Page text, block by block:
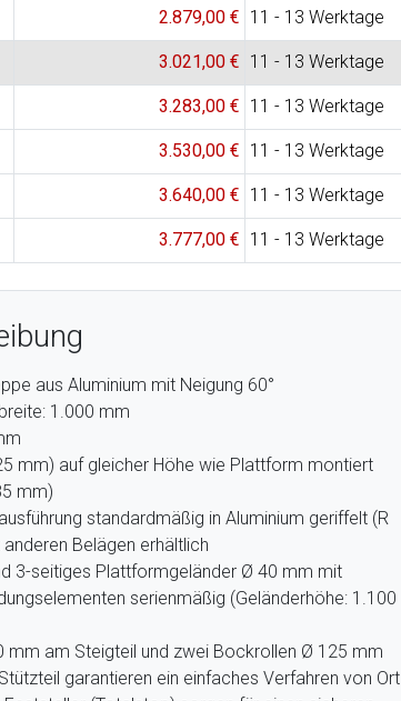
2.879,00 € 11 - 13 Werktage
3.021,00 € 11 - 13 Werktage
3.283,00 € 11 - 13 Werktage
3.530,00 € 11 - 13 Werktage
3.640,00 € 11 - 13 Werktage
3.777,00 € 11 - 13 Werktage
aus Aluminium mit Neigung 60°
1.000 mm
mm) auf gleicher Höhe wie Plattform montiert
mm)
standardmäßig in Aluminium geriffelt (R
Belägen erhältlich
3-seitiges Plattformgeländer Ø 40 mm mit
serienmäßig (Geländerhöhe: 1.100
mm am Steigteil und zwei Bockrollen Ø 125 mm
garantieren ein einfaches Verfahren von Ort